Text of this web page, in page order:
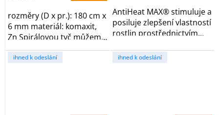
rozměry (D x pr.): 180 cm x
6 mm materiál: komaxit,
Zn Spirálovou tyč můžeme
použít...
AntiHeat MAX® stimuluje a
posiluje zlepšení vlastností
rostlin prostřednictvím
ihned k odeslání ihned k odeslání